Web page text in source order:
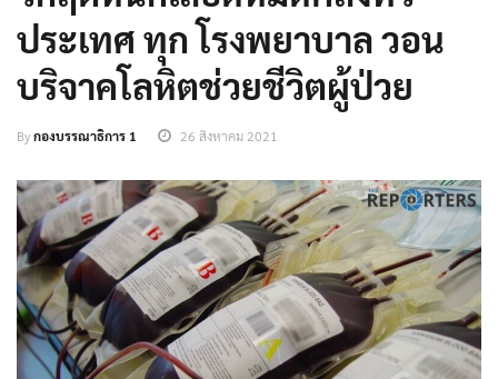
ประเทศ ทุก โรงพยาบาล วอน
บริจาคโลหิตช่วยชีวิตผู้ป่วย
Byกองบรรณาธิการ 1 26 สิงหาคม 2021